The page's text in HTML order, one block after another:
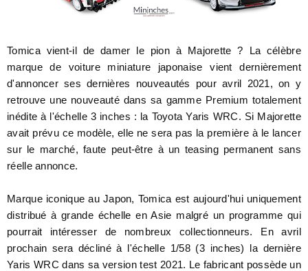
Tomica vient-il de damer le pion à Majorette ? La célèbre
marque de voiture miniature japonaise vient dernièrement
d'annoncer ses dernières nouveautés pour avril 2021, on y
retrouve une nouveauté dans sa gamme Premium totalement
inédite à l'échelle 3 inches : la Toyota Yaris WRC. Si Majorette
avait prévu ce modèle, elle ne sera pas la première à le lancer
sur le marché, faute peut-être à un teasing permanent sans
réelle annonce.
Marque iconique au Japon, Tomica est aujourd'hui uniquement
distribué à grande échelle en Asie malgré un programme qui
pourrait intéresser de nombreux collectionneurs. En avril
prochain sera décliné à l'échelle 1/58 (3 inches) la dernière
Yaris WRC dans sa version test 2021. Le fabricant possède un